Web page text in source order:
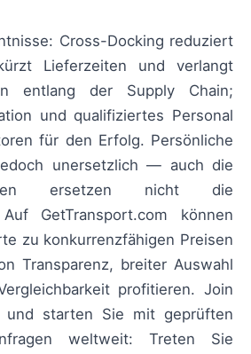
Cross-Docking reduziert
Lieferzeiten und verlangt
entlang der Supply Chain;
und qualifiziertes Personal
für den Erfolg. Persönliche
unersetzlich — auch die
ersetzen nicht die
GetTransport.com können
zu konkurrenzfähigen Preisen
Transparenz, breiter Auswahl
profitieren. Join
und starten Sie mit geprüften
weltweit: Treten Sie